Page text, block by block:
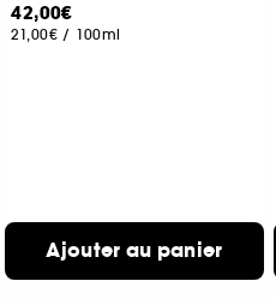
42,00€
21,00€ / 100ml
Ajouter au panier